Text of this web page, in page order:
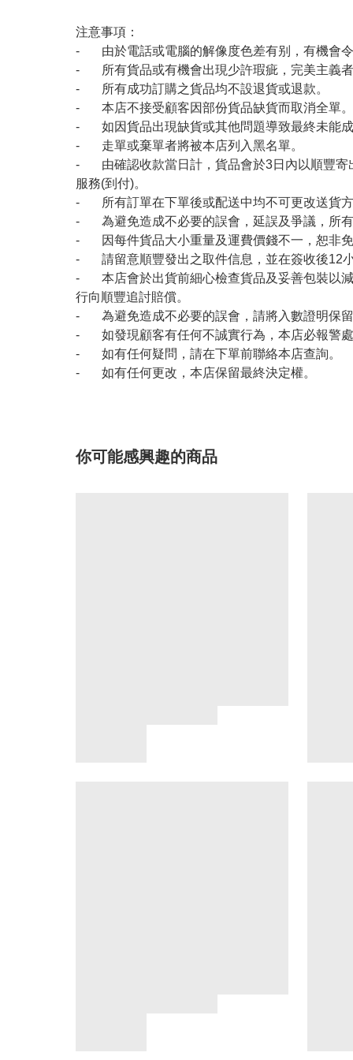
注意事項：
- 由於電話或電腦的解像度色差有别，有機會令
- 所有貨品或有機會出現少許瑕疵，完美主義
- 所有成功訂購之貨品均不設退貨或退款。
- 本店不接受顧客因部份貨品缺貨而取消全單。
- 如因貨品出現缺貨或其他問題導致最終未能成
- 走單或棄單者將被本店列入黑名單。
- 由確認收款當日計，貨品會於3日內以順豐寄
服務(到付)。
- 所有訂單在下單後或配送中均不可更改送貨方
- 為避免造成不必要的誤會，延誤及爭議，所
- 因每件貨品大小重量及運費價錢不一，恕非免
- 請留意順豐發出之取件信息，並在簽收後12
- 本店會於出貨前細心檢查貨品及妥善包裝以減
行向順豐追討賠償。
- 為避免造成不必要的誤會，請將入數證明保留
- 如發現顧客有任何不誠實行為，本店必報警
- 如有任何疑問，請在下單前聯絡本店查詢。
- 如有任何更改，本店保留最終決定權。
你可能感興趣的商品